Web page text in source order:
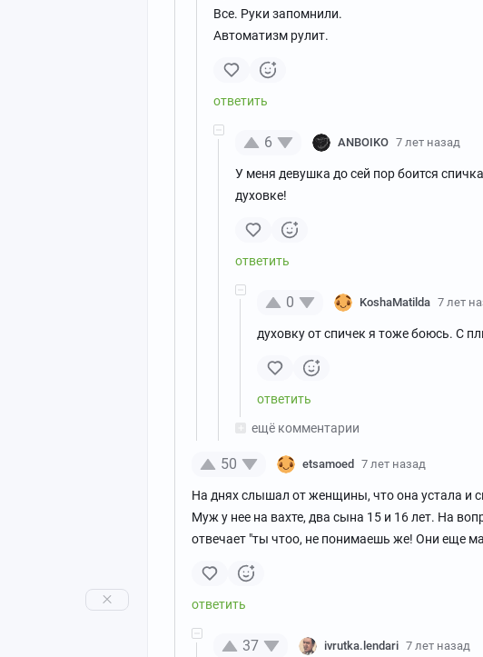
Все. Руки запомнили.
Автоматизм рулит.
6 ANBOIKO 7 лет назад
У меня девушка до сей пор боится
духовке!
0 KoshaMatilda 7 лет
духовку от спичек я тоже боюсь. С
ещё комментарии
50 etsamoed 7 лет назад
На днях слышал от женщины, что она устала и
Муж у нее на вахте, два сына 15 и 16 лет. На
отвечает "ты чтоо, не понимаешь же! Они еще
37 ivrutka.lendari 7 лет назад